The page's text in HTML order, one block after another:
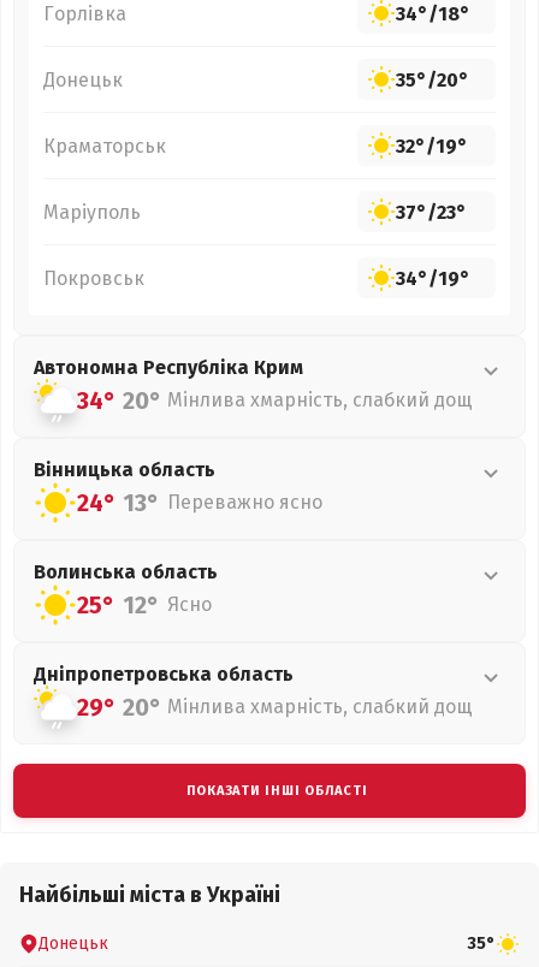
Горлівка 34°/18°
Донецьк 35°/20°
Краматорськ 32°/19°
Маріуполь 37°/23°
Покровськ 34°/19°
Автономна Республіка Крим
34° 20° Мінлива хмарність, слабкий дощ
Вінницька область
24° 13° Переважно ясно
Волинська область
25° 12° Ясно
Дніпропетровська область
29° 20° Мінлива хмарність, слабкий дощ
ПОКАЗАТИ ІНШІ ОБЛАСТІ
Найбільші міста в Україні
Донецьк 35°